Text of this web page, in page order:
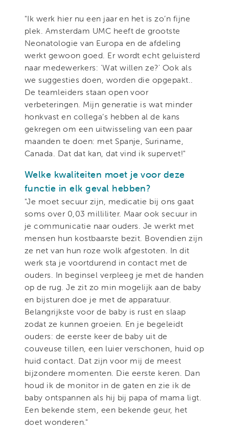
"Ik werk hier nu een jaar en het is zo’n fijne
plek. Amsterdam UMC heeft de grootste
Neonatologie van Europa en de afdeling
werkt gewoon goed. Er wordt echt geluisterd
naar medewerkers: 'Wat willen ze?' Ook als
we suggesties doen, worden die opgepakt..
De teamleiders staan open voor
verbeteringen. Mijn generatie is wat minder
honkvast en collega’s hebben al de kans
gekregen om een uitwisseling van een paar
maanden te doen: met Spanje, Suriname,
Canada. Dat dat kan, dat vind ik supervet!"
Welke kwaliteiten moet je voor deze
functie in elk geval hebben?
"Je moet secuur zijn, medicatie bij ons gaat
soms over 0,03 milliliter. Maar ook secuur in
je communicatie naar ouders. Je werkt met
mensen hun kostbaarste bezit. Bovendien zijn
ze net van hun roze wolk afgestoten. In dit
werk sta je voortdurend in contact met de
ouders. In beginsel verpleeg je met de handen
op de rug. Je zit zo min mogelijk aan de baby
en bijsturen doe je met de apparatuur.
Belangrijkste voor de baby is rust en slaap
zodat ze kunnen groeien. En je begeleidt
ouders: de eerste keer de baby uit de
couveuse tillen, een luier verschonen, huid op
huid contact. Dat zijn voor mij de meest
bijzondere momenten. Die eerste keren. Dan
houd ik de monitor in de gaten en zie ik de
baby ontspannen als hij bij papa of mama ligt.
Een bekende stem, een bekende geur, het
doet wonderen."